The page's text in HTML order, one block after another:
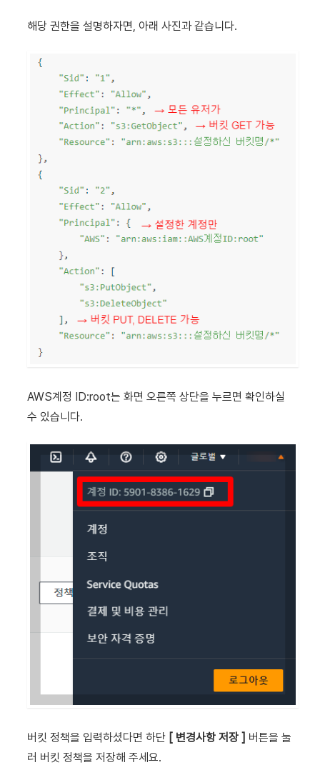
해당 권한을 설명하자면, 아래 사진과 같습니다.
AWS계정 ID:root는 화면 오른쪽 상단을 누르면 확인하실
수 있습니다.
버킷 정책을 입력하셨다면 하단 [ 변경사항 저장 ] 버튼을 눌
러 버킷 정책을 저장해 주세요.